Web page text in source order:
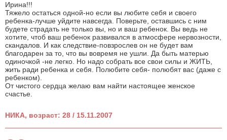
Ирина!!!
Тяжело остаться одной-но если вы любите себя и своего
ребенка-лучше уйдите навсегда. Поверьте, оставшись с ним
будете страдать не только вы, но и ваш ребенок. Вы ведь не
хотите, чтоб ваш ребенок развивался в атмосфере нервозности,
скандалов. И как следствие-повзрослев он не будет вам
благодарен за то, что вы вовремя не ушли. Да быть матерью
одиночкой -не легко. Но надо собрать все свои силы и ЖИТЬ,
жить ради ребенка и себя. Полюбите себя- полюбят вас (даже с
ребенком).
От чистого сердца желаю вам найти настоящее женское
счастье.
НИКА, возраст: 28 / 15.11.2007